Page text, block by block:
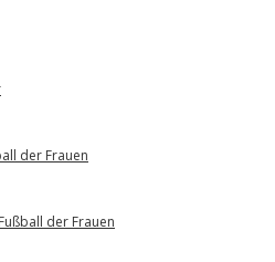
der Frauen
der Frauen